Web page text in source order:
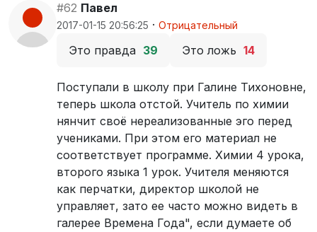
#62 Павел
2017-01-15 20:56:25 · Отрицательный
Это правда 39 Это ложь 14
Поступали в школу при Галине Тихоновне,
теперь школа отстой. Учитель по химии
нянчит своё нереализованные эго перед
учениками. При этом его материал не
соответствует программе. Химии 4 урока,
второго языка 1 урок. Учителя меняются
как перчатки, директор школой не
управляет, зато ее часто можно видеть в
галерее Времена Года", если думаете об